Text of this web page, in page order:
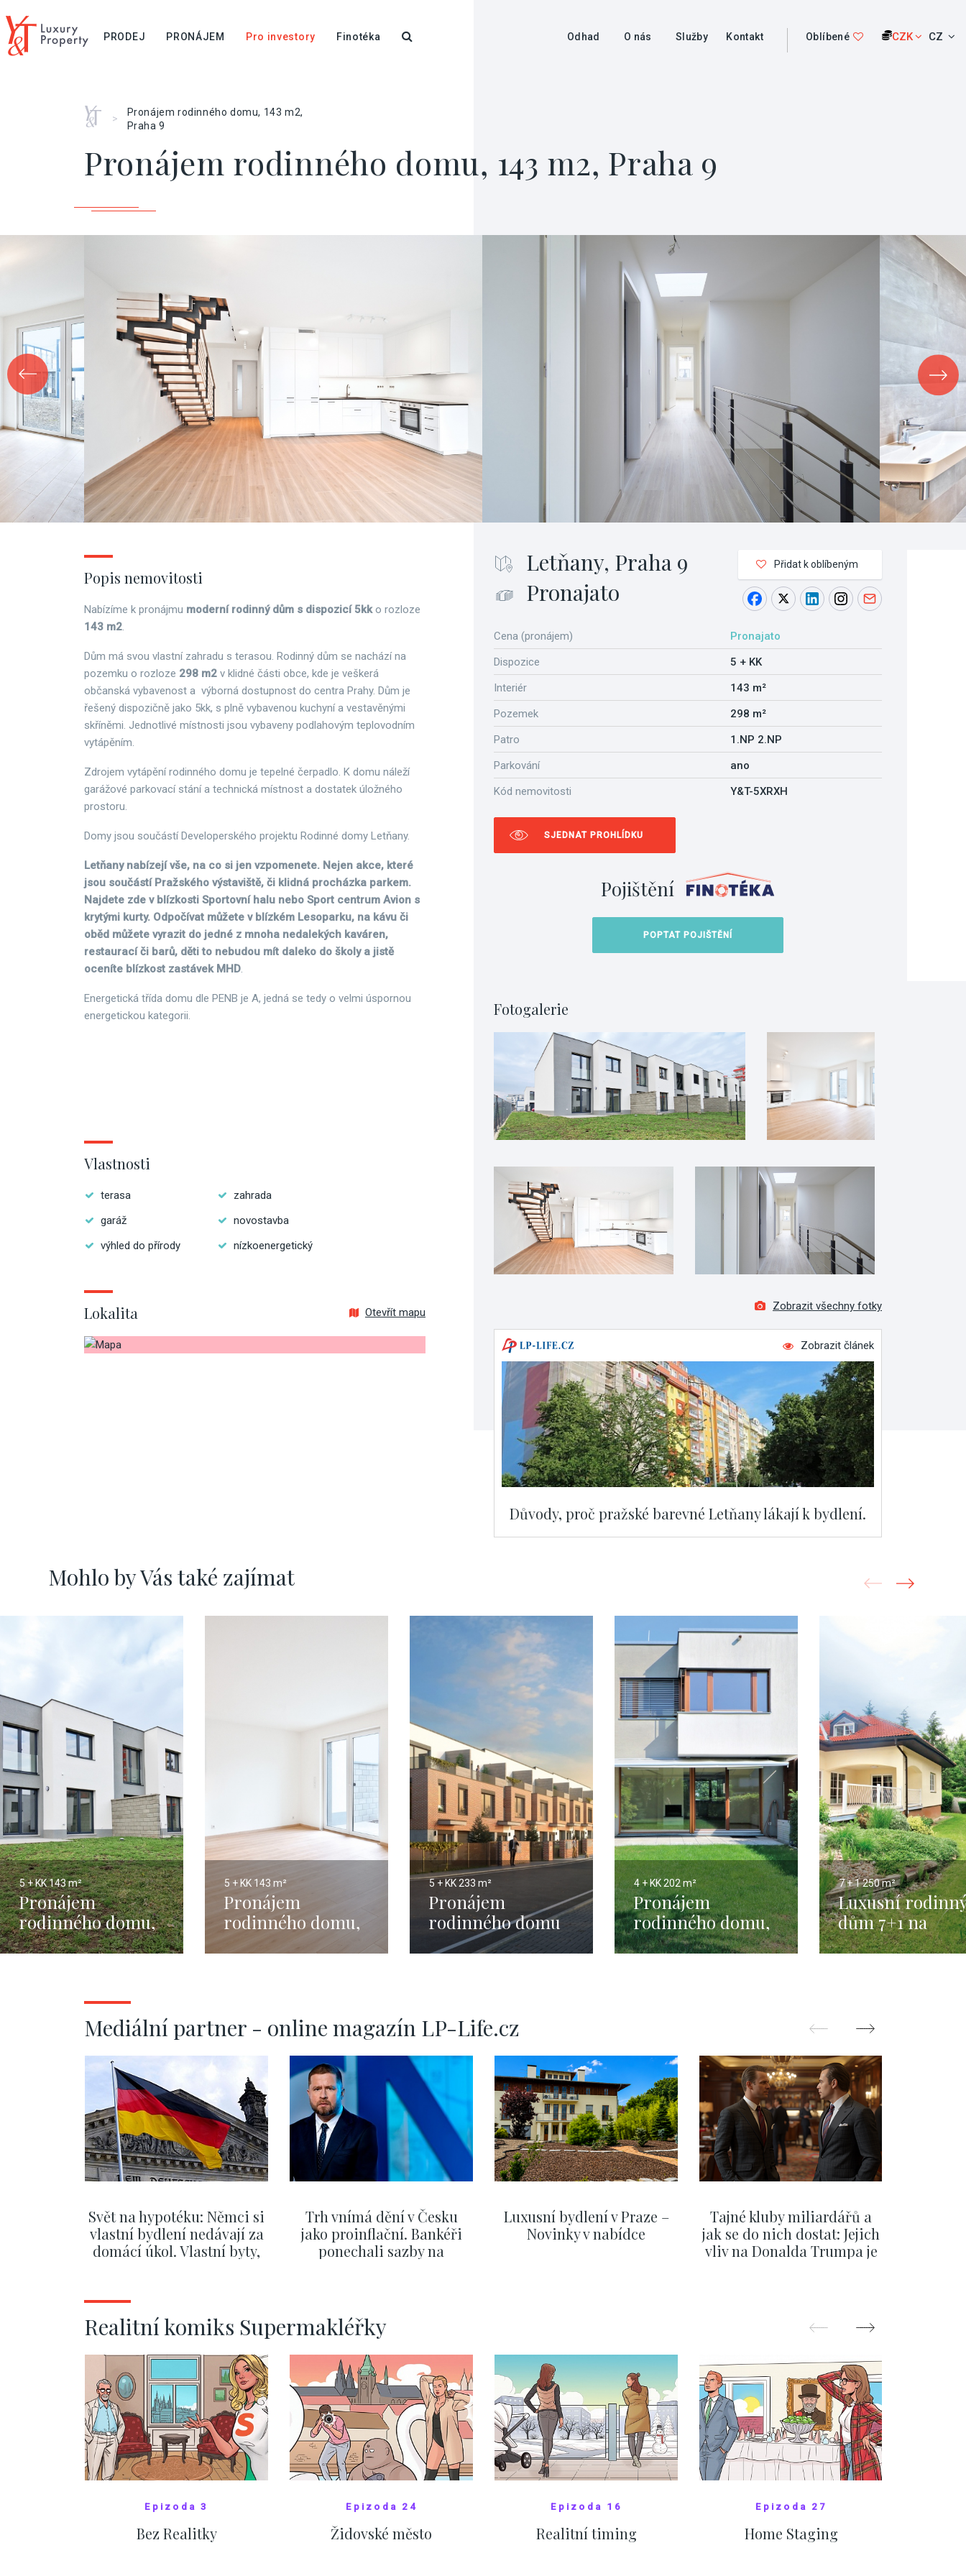
PRODEJ PRONÁJEM Pro investory Finotéka Odhad O nás Služby Kontakt Oblíbené CZK CZ
Home
>
Pronájem rodinného domu, 143 m2,
Praha 9
Pronájem rodinného domu, 143 m2, Praha 9
Letňany, Praha 9
Pronajato
Přidat k oblíbeným
Cena (pronájem)
Pronajato
Dispozice
5 + KK
Interiér
143 m²
Pozemek
298 m²
Patro
1.NP 2.NP
Parkování
ano
Kód nemovitosti
Y&T-5XRXH
SJEDNAT PROHLÍDKU
Pojištění
POPTAT POJIŠTĚNÍ
Fotogalerie
Zobrazit všechny fotky
Zobrazit článek
Důvody, proč pražské barevné Letňany lákají k bydlení.
Popis nemovitosti
Nabízíme k pronájmu moderní rodinný dům s dispozicí 5kko rozloze
143 m2.
Dům má svou vlastní zahradu s terasou. Rodinný dům se nachází na
pozemku o rozloze 298 m2 v klidné části obce, kde je veškerá
občanská vybavenost a výborná dostupnost do centra Prahy. Dům je
řešený dispozičně jako 5kk, s plně vybavenou kuchyní a vestavěnými
skříněmi. Jednotlivé místnosti jsou vybaveny podlahovým teplovodním
vytápěním.
Zdrojem vytápění rodinného domu je tepelné čerpadlo. K domu náleží
garážové parkovací stání a technická místnost a dostatek úložného
prostoru.
Domy jsou součástí Developerského projektu Rodinné domy Letňany.
Letňany nabízejí vše, na co si jen vzpomenete. Nejen akce, které
jsou součástí Pražského výstaviště, či klidná procházka parkem.
Najdete zde v blízkosti Sportovní halu nebo Sport centrum Avion s
krytými kurty. Odpočívat můžete v blízkém Lesoparku, na kávu či
oběd můžete vyrazit do jedné z mnoha nedalekých kaváren,
restaurací či barů, děti to nebudou mít daleko do školy a jistě
oceníte blízkost zastávek MHD.
Energetická třída domu dle PENB je A, jedná se tedy o velmi úspornou
energetickou kategorii.
Vlastnosti
terasa
zahrada
garáž
novostavba
výhled do přírody
nízkoenergetický
Lokalita Otevřít mapu
Mohlo by Vás také zajímat
5 + KK143 m²
Pronájem
rodinného domu,
143 m2, Praha 9
5 + KK 143 m²
Pronájem
rodinného domu,
143 m2, Praha 9
5 + KK 233 m²
Pronájem
rodinného domu
na Praze 5 -
4 + KK202 m²
Pronájem
rodinného domu,
Praha 5 - Jinonice
7 + 1250 m²
Luxusní
dům 7+1 na
pronájem,
Mediální partner - online magazín LP-Life.cz
Svět na hypotéku: Němci si
vlastní bydlení nedávají za
domácí úkol. Vlastní byty,
Trh vnímá dění v Česku
jako proinflační. Bankéři
ponechali sazby na
Luxusní bydlení v Praze –
Novinky v nabídce
Tajné kluby miliardářů a
jak se do nich dostat: Jejich
vliv na Donalda Trumpa je
Realitní komiks Supermakléřky
Epizoda 3
Bez Realitky
Epizoda 24
Židovské město
Epizoda 16
Realitní timing
Epizoda 27
Home Staging